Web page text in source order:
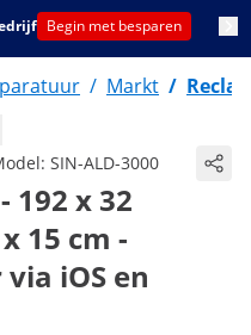
Begin met besparen
/ Markt /
SIN-ALD-3000
192 x 32
15 cm -
iOS en